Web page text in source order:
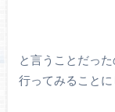
と言うことだっ
行ってみることに